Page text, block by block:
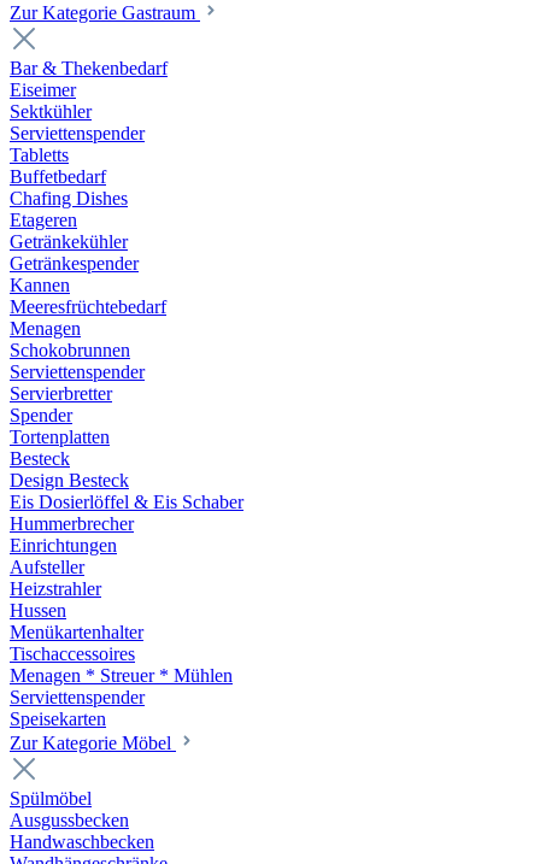
Zur Kategorie Gastraum
Bar & Thekenbedarf
Eiseimer
Sektkühler
Serviettenspender
Tabletts
Buffetbedarf
Chafing Dishes
Etageren
Getränkekühler
Getränkespender
Kannen
Meeresfrüchtebedarf
Menagen
Schokobrunnen
Serviettenspender
Servierbretter
Spender
Tortenplatten
Besteck
Design Besteck
Eis Dosierlöffel & Eis Schaber
Hummerbrecher
Einrichtungen
Aufsteller
Heizstrahler
Hussen
Menükartenhalter
Tischaccessoires
Menagen * Streuer * Mühlen
Serviettenspender
Speisekarten
Zur Kategorie Möbel
Spülmöbel
Ausgussbecken
Handwaschbecken